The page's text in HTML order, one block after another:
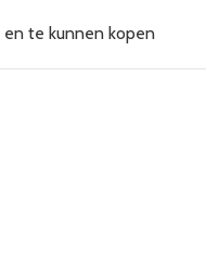
te kunnen kopen